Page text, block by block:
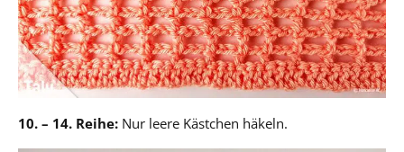
10. – 14. Reihe: Nur leere Kästchen häkeln.